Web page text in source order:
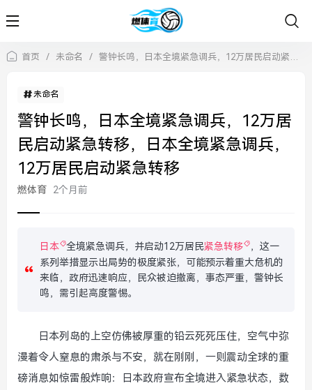
首页 / 未命名 / 警钟长鸣，日本全境紧急调兵，12万居民启动紧急转移，日本全境紧急调兵，12万居民启动紧急转移
未命名
警钟长鸣，日本全境紧急调兵，12万居
民启动紧急转移，日本全境紧急调兵，
12万居民启动紧急转移
燃体育 2个月前
日本 全境紧急调兵，并启动12万居民紧急转移
，这一
系列举措显示出局势的极度紧张，可能预示着重大危机的
来临，政府迅速响应，民众被迫撤离，事态严重，警钟长
鸣，需引起高度警惕。
日本列岛的上空仿佛被厚重的铅云死死压住，空气中弥
漫着令人窒息的肃杀与不安，就在刚刚，一则震动全球的重
磅消息如惊雷般炸响：日本政府宣布全境进入紧急状态，数